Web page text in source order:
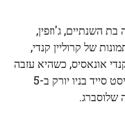
בת השנתיים, ג'וזפין,
של קרוליין קנדי,
​​אונאסיס, כשהיא עזבה
את כנסיית סנט איגנטיוס מלויולה באפר איסט סייד בניו יורק ב-5
שלוסברג.